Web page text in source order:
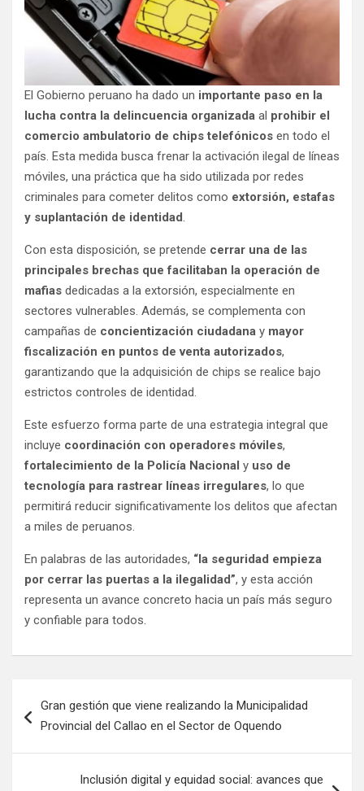
El Gobierno peruano ha dado un importante paso en la
lucha contra la delincuencia organizada al prohibir el
comercio ambulatorio de chips telefónicos en todo el
país. Esta medida busca frenar la activación ilegal de líneas
móviles, una práctica que ha sido utilizada por redes
criminales para cometer delitos como extorsión, estafas
y suplantación de identidad.
Con esta disposición, se pretende cerrar una de las
principales brechas que facilitaban la operación de
mafias dedicadas a la extorsión, especialmente en
sectores vulnerables. Además, se complementa con
campañas de concientización ciudadana y mayor
fiscalización en puntos de venta autorizados,
garantizando que la adquisición de chips se realice bajo
estrictos controles de identidad.
Este esfuerzo forma parte de una estrategia integral que
incluye coordinación con operadores móviles,
fortalecimiento de la Policía Nacional y uso de
tecnología para rastrear líneas irregulares, lo que
permitirá reducir significativamente los delitos que afectan
a miles de peruanos.
En palabras de las autoridades, “la seguridad empieza
por cerrar las puertas a la ilegalidad”, y esta acción
representa un avance concreto hacia un país más seguro
y confiable para todos.
Gran gestión que viene realizando la Municipalidad
Provincial del Callao en el Sector de Oquendo
Inclusión digital y equidad social: avances que